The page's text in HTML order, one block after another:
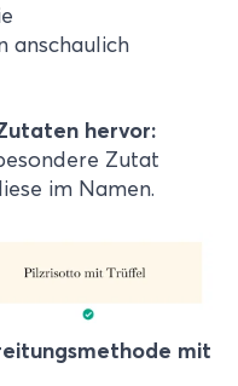
anschaulich
hervor:
Zutat
im Namen.
mit